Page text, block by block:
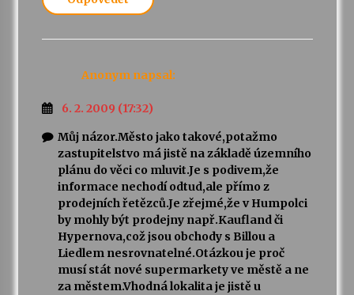
Anonym napsal:
6. 2. 2009 (17:32)
Můj názor.Město jako takové,potažmo
zastupitelstvo má jistě na základě územního
plánu do věci co mluvit.Je s podivem,že
informace nechodí odtud,ale přímo z
prodejních řetězců.Je zřejmé,že v Humpolci
by mohly být prodejny např.Kaufland či
Hypernova,což jsou obchody s Billou a
Liedlem nesrovnatelné.Otázkou je proč
musí stát nové supermarkety ve městě a ne
za městem.Vhodná lokalita je jistě u